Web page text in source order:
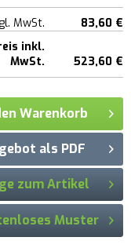
MwSt.
83,60 €
inkl.
MwSt.
523,60 €
Warenkorb
als PDF
zum Artikel
Muster